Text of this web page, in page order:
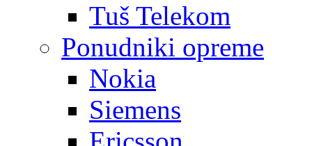
Tuš Telekom
Ponudniki opreme
Nokia
Siemens